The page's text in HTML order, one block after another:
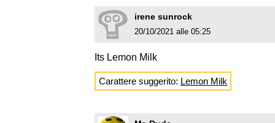
irene sunrock
20/10/2021 alle 05:25
Its Lemon Milk
Carattere suggerito: Lemon Milk